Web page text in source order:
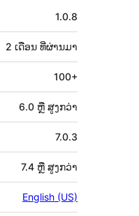
1.0.8
2 ເດືອນ ທີ່ຜ່ານມາ
100+
6.0 ຫຼື ສູງກວ່າ
7.0.3
7.4 ຫຼື ສູງກວ່າ
English (US)